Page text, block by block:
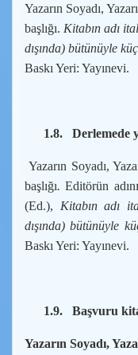
Yazarın Soyadı,
başlığı. Kitabın adı
dışında) bütünüyle
Baskı Yeri: Yayınevi.
1.8. Derlemede
Yazarın Soyadı,
başlığı.Editörün
(Ed.), Kitabın adı
dışında) bütünüyle
Baskı Yeri: Yayınevi.
1.9. Başvuru
Yazarın Soyadı,